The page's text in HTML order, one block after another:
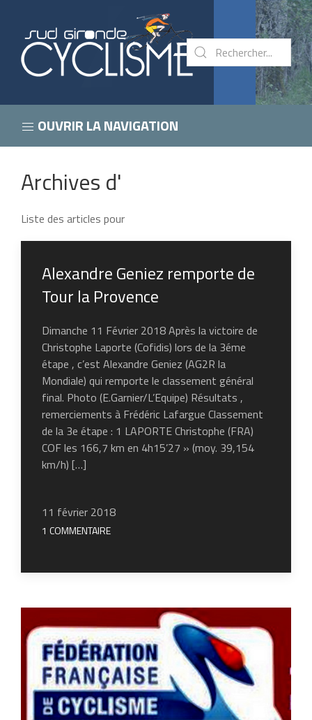
OUVRIR LA NAVIGATION
Archives d'
Liste des articles pour
Alexandre Geniez remporte de
Tour la Provence
Dimanche 11 Février 2018 Après la victoire de
Christophe Laporte (Cofidis) lors de la 3éme
étape , c’est Alexandre Geniez (AG2R la
Mondiale) qui remporte le classement général
final. Photo (E.Garnier/L’Equipe) Résultats ,
remerciements à Frédéric Lafargue Classement
de la 3e étape : 1 LAPORTE Christophe (FRA)
COF les 166,7 km en 4h15’27 » (moy. 39,154
km/h) […]
11 février 2018
1 COMMENTAIRE